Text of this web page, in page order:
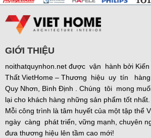
GIỚI THIỆU
noithatquynhon.net được vận hành bởi Kiến
Thất VietHome – Thương hiệu uy tín
Quy Nhơn, Bình Định . Chúng tôi mong
lại cho khách hàng những sản phẩm tốt nhất.
Mỗi công trình là tâm huyết của một tập thể
ngày càng phát triển, vững mạnh, chuyên
đưa thương hiệu lên tầm cao mới!